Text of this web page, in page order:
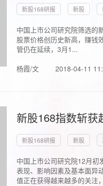
新股168研报 新股
中国上市公司研究院筛选的
股票价格创历史新高，赚钱
管仍在延续，3月1...
杨霞/文
2018-04-11
新股168指数斩
新股168研报 新股
中国上市公司研究院12月初
表现、影响因素及基本面异
值正在获得越来越多的关注